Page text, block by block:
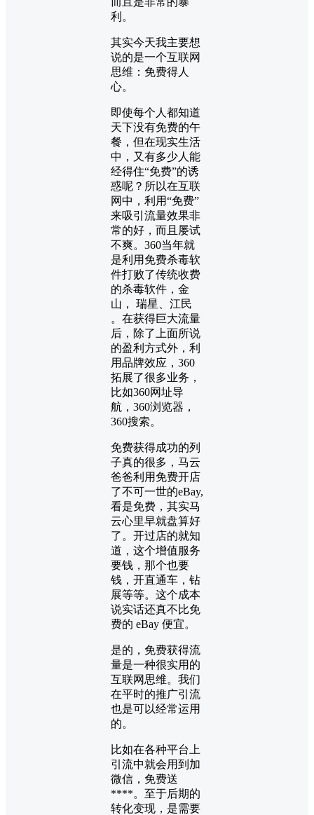
利。
其实今天我主要想
说的是一个互联网
思维：免费得人
心。
即使每个人都知道
天下没有免费的午
餐，但在现实生活
中，又有多少人能
经得住“免费”的诱
惑呢？所以在互联
网中，利用“免费”
来吸引流量效果非
常的好，而且屡试
不爽。360当年就
是利用免费杀毒软
件打败了传统收费
的杀毒软件，金
山， 瑞星、江民
。在获得巨大流量
后，除了上面所说
的盈利方式外，利
用品牌效应，360
拓展了很多业务，
比如360网址导
航，360浏览器，
360搜索。
免费获得成功的列
子真的很多，马云
爸爸利用免费开店
了不可一世的eBay,
看是免费，其实马
云心里早就盘算好
了。开过店的就知
道，这个增值服务
要钱，那个也要
钱，开直通车，钻
展等等。这个成本
说实话还真不比免
费的 eBay 便宜。
是的，免费获得流
量是一种很实用的
互联网思维。我们
在平时的推广引流
也是可以经常运用
的。
比如在各种平台上
引流中就会用到加
微信，免费送
****。至于后期的
转化变现，是需要